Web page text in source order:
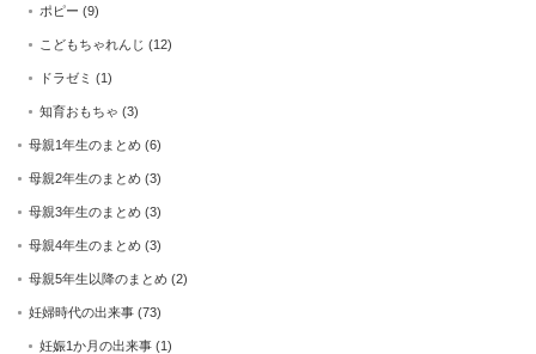
ポピー (9)
こどもちゃれんじ (12)
ドラゼミ (1)
知育おもちゃ (3)
母親1年生のまとめ (6)
母親2年生のまとめ (3)
母親3年生のまとめ (3)
母親4年生のまとめ (3)
母親5年生以降のまとめ (2)
妊婦時代の出来事 (73)
妊娠1か月の出来事 (1)